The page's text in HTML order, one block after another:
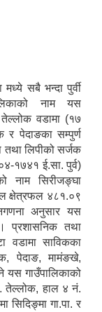
सबै भन्दा पुर्वी
नाम यस
वडामा (१७
र पेदाङका सम्पुर्ण
तथा लिपीको सर्जक
१७४१ ई.सा. पुर्व)
नाम सिरीजङ्घा
क्षेत्रफल ४८१.०९
अनुसार यस
प्रशासनिक तथा
वडामा साविकका
पेदाङ, मामंङखे,
यस गाउँपालिकाको
तेल्लोक, हाल ४ नं.
सिदिङ्मा गा.पा. र